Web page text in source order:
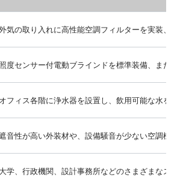
気の取り入れに高性能空調フィルターを実装、
照度センサー付電動ブラインドを標準装備、また
オフィス各階に浄水器を設置し、飲用可能な水を提
音性が高い外装材や、設備騒音が少ない空調機
大学、行政機関、設計事務所などのさまざまなス